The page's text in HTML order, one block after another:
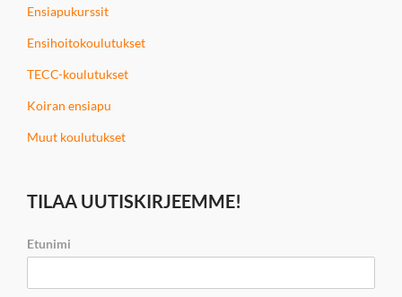
Ensiapukurssit
Ensihoitokoulutukset
TECC-koulutukset
Koiran ensiapu
Muut koulutukset
TILAA UUTISKIRJEEMME!
Etunimi